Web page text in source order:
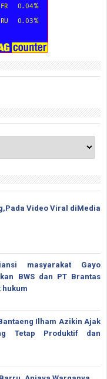
Video Viral diMedia
masyarakat Gayo
BWS dan PT Brantas
hukum
Ilham Azikin Ajak
Tetap Produktif dan